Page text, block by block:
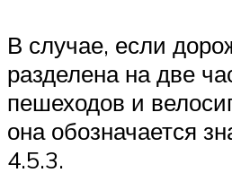
В случае, если
разделена на две
пешеходов и
она обозначается
4.5.3.